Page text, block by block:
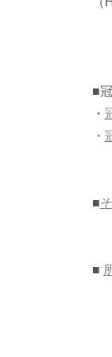
■
・
・
■
■